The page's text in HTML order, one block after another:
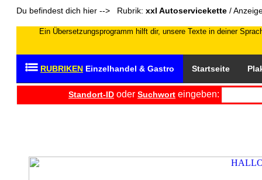
Du befindest dich hier --> Rubrik: xxl Autoservicekette /
Ein Übersetzungsprogramm hilft dir, unsere Texte in deiner
RUBRIKEN Einzelhandel & Gastro Startseite
Standort-ID oder Suchwort eingeben: